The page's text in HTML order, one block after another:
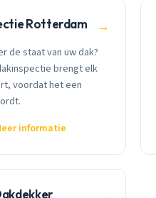
Rotterdam →
de staat van uw dak?
brengt elk
voordat het een
informatie